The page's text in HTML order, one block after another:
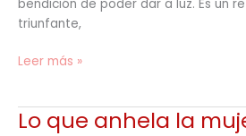
bendición de poder dar a luz. Es un
triunfante,
Leer más »
Lo que anhela la
Lo